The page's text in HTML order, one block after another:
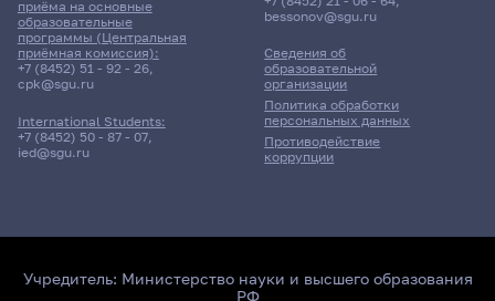
приёма на основные
образовательные
программы (Центральная
приёмная комиссия):
+7 (8452) 51 - 92 - 26,
cpk@sgu.ru
International Students:
+7 (8452) 50 - 87 - 07,
ied@sgu.ru
Сведения об
образовательной
организации
Политика обработки
персональных данных
Противодействие
коррупции
bessonov@sgu.ru
Учредитель: Министерство науки и высшего образования
РФ